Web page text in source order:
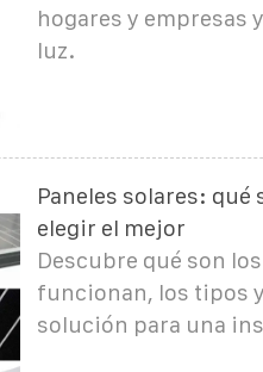
hogares y empresas
luz.
Paneles solares:
elegir el mejor
Descubre qué son
funcionan, los tipos
solución para una